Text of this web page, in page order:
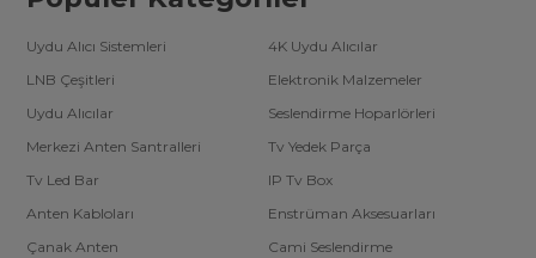
Uydu Alıcı Sistemleri
4K Uydu Alıcılar
LNB Çeşitleri
Elektronik Malzemeler
Uydu Alıcılar
Seslendirme Hoparlörleri
Merkezi Anten Santralleri
Tv Yedek Parça
Tv Led Bar
IP Tv Box
Anten Kabloları
Enstrüman Aksesuarları
Çanak Anten
Cami Seslendirme